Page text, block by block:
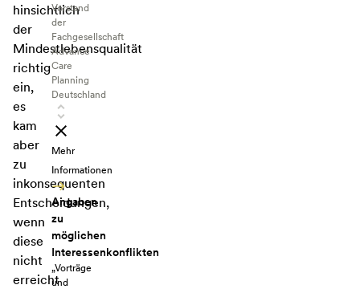
hinsichtlich
der
Mindestlebensqualität
richtig
ein,
es
kam
aber
zu
inkonsequenten
Entscheidungen,
wenn
diese
nicht
erreicht
Vorstand
der
Fachgesellschaft
Advance
Care
Planning
Deutschland
Mehr
Informationen
Angaben
zu
möglichen
Interessenkonflikten
„Vorträge
und